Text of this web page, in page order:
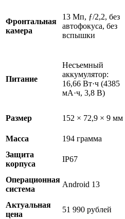
Фронтальная
камера
13 Мп, ƒ/2,2, без
автофокуса, без
вспышки
Питание
Несъемный
аккумулятор:
16,66 Вт·ч (4385
мА·ч, 3,8 В)
Размер
152 × 72,9 × 9 мм
Масса
194 грамма
Защита
корпуса
IP67
Операционная
система
Android 13
Актуальная
цена
51 990 рублей